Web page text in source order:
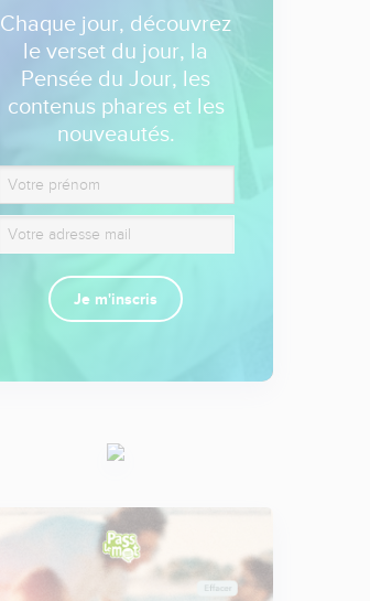
Chaque jour, découvrez
le verset du jour, la
Pensée du Jour, les
contenus phares et les
nouveautés.
Je m'inscris